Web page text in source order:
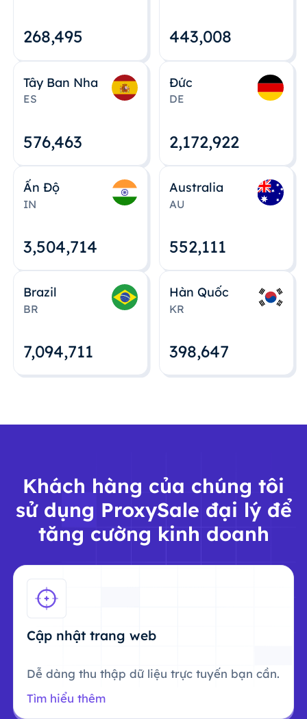
268,495 443,008
Tây Ban Nha
ES
576,463
Đức
DE
2,172,922
Ấn Độ
IN
3,504,715
Australia
AU
552,112
Brazil
BR
7,094,712
Hàn Quốc
KR
398,648
Khách hàng của chúng tôi
sử dụng ProxySale đại lý để
tăng cường kinh doanh
Cập nhật trang web
Dễ dàng thu thập dữ liệu trực tuyến bạn cần.
Tìm hiểu thêm